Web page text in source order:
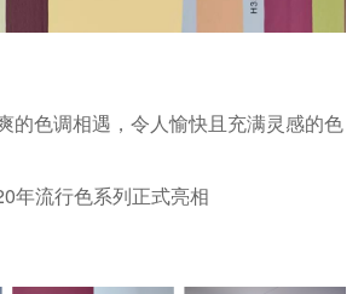
的色调相遇，令人愉快且充满灵感的色
年流行色系列正式亮相